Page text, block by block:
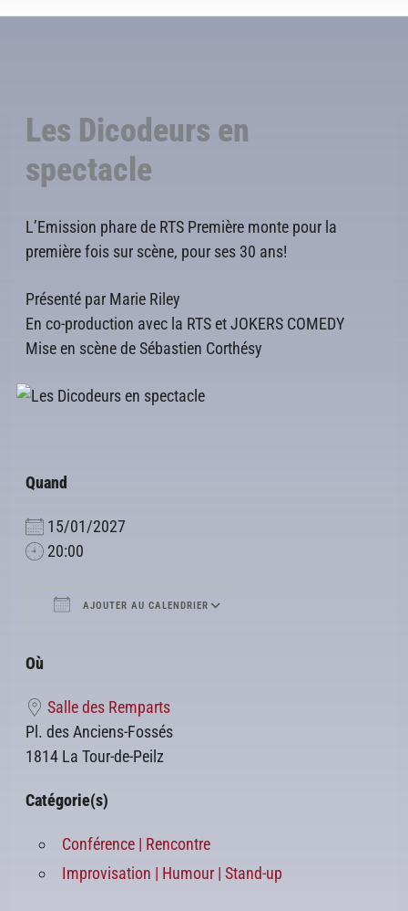
Les Dicodeurs en
spectacle
L’Emission phare de RTS Première monte pour la
première fois sur scène, pour ses 30 ans!
Présenté par Marie Riley
En co-production avec la RTS et JOKERS COMEDY
Mise en scène de Sébastien Corthésy
Quand
15/01/2027
20:00
AJOUTER AU CALENDRIER
Où
Salle des Remparts
Pl. des Anciens-Fossés
1814 La Tour-de-Peilz
Catégorie(s)
Conférence | Rencontre
Improvisation | Humour | Stand-up